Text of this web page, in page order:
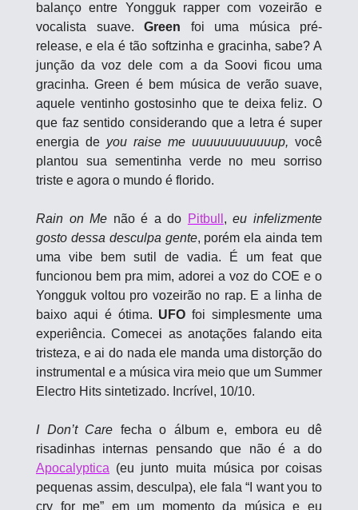
balanço entre Yongguk rapper com vozeirão e
vocalista suave. Green foi uma música pré-
release, e ela é tão softzinha e gracinha, sabe? A
junção da voz dele com a da Soovi ficou uma
gracinha. Green é bem música de verão suave,
aquele ventinho gostosinho que te deixa feliz. O
que faz sentido considerando que a letra é super
energia de you raise me uuuuuuuuuuuup, você
plantou sua sementinha verde no meu sorriso
triste e agora o mundo é florido.
Rain on Me não é a do Pitbull , eu infelizmente
gosto dessa desculpa gente, porém ela ainda tem
uma vibe bem sutil de vadia. É um feat que
funcionou bem pra mim, adorei a voz do COE e o
Yongguk voltou pro vozeirão no rap. E a linha de
baixo aqui é ótima. UFO foi simplesmente uma
experiência. Comecei as anotações falando eita
tristeza, e ai do nada ele manda uma distorção do
instrumental e a música vira meio que um Summer
Electro Hits sintetizado. Incrível, 10/10.
I Don’t Care fecha o álbum e, embora eu dê
Apocalyptica (eu junto muita música por coisas
pequenas assim, desculpa), ele fala “I want you to
cry for me” em um momento da música e eu